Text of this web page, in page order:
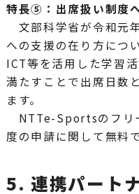
特長⑤：出席扱い制度
文部科学省が令和元
への支援の在り方につ
ICT等を活用した学習
満たすことで出席日数
ます。
NTTe-Sportsのフリ
度の申請に関して無料
5. 連携パート